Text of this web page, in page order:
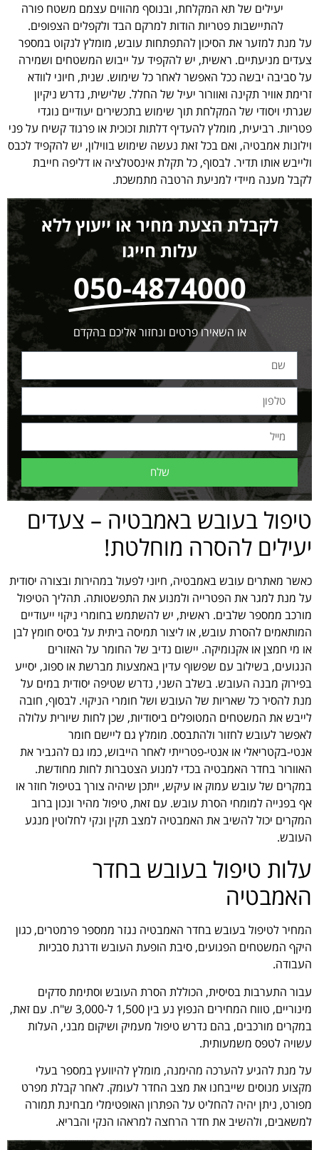
יעילים של תא המקלחת, ובנוסף מהווים עצמם משטח פורה
להתיישבות פטריות הודות למרקם הבד ולקפלים הצפופים.
על מנת למזער את הסיכון להתפתחות עובש, מומלץ לנקוט במספר
צעדים מניעתיים. ראשית, יש להקפיד על ייבוש המשטחים ושמירה
על סביבה יבשה ככל האפשר לאחר כל שימוש. שנית, חיוני לוודא
זרימת אוויר תקינה ואוורור יעיל של החלל. שלישית, נדרש ניקיון
שגרתי ויסודי של המקלחת תוך שימוש בתכשירים יעודיים נוגדי
פטריות. רביעית, מומלץ להעדיף דלתות זכוכית או פרגוד קשיח על פני
וילונות אמבטיה, ואם בכל זאת נעשה שימוש בווילון, יש להקפיד לכבס
ולייבש אותו תדיר. לבסוף, כל תקלת אינסטלציה או דליפה חייבת
לקבל מענה מיידי למניעת הרטבה מתמשכת.
לקבלת הצעת מחיר או ייעוץ ללא
עלות חייגו
050-4874000
או השאירו פרטים ונחזור אליכם בהקדם
שלח
טיפול בעובש באמבטיה – צעדים
יעילים להסרה מוחלטת!
כאשר מאתרים עובש באמבטיה, חיוני לפעול במהירות ובצורה יסודית
על מנת למגר את הפטרייה ולמנוע את התפשטותה. תהליך הטיפול
מורכב ממספר שלבים. ראשית, יש להשתמש בחומרי ניקוי ייעודיים
המותאמים להסרת עובש, או ליצור תמיסה ביתית על בסיס חומץ לבן
או מי חמצן או אקנומיקה. יישום נדיב של החומר על האזורים
הנגועים, בשילוב עם שפשוף עדין באמצעות מברשת או ספוג, יסייע
בפירוק מבנה העובש. בשלב השני, נדרש שטיפה יסודית במים על
מנת להסיר כל שאריות של העובש ושל חומרי הניקוי. לבסוף, חובה
לייבש את המשטחים המטופלים ביסודיות, שכן לחות שיורית עלולה
לאפשר לעובש לחזור ולהתבסס. מומלץ גם ליישם חומר
אנטי-בקטריאלי או אנטי-פטרייתי לאחר הייבוש, כמו גם להגביר את
האוורור בחדר האמבטיה בכדי למנוע הצטברות לחות מחודשת.
במקרים של עובש עמוק או עיקש, ייתכן שיהיה צורך בטיפול חוזר או
אף בפנייה למומחי הסרת עובש. עם זאת, טיפול מהיר ונכון ברוב
המקרים יכול להשיב את האמבטיה למצב תקין ונקי לחלוטין מנגע
העובש.
עלות טיפול בעובש בחדר
האמבטיה
המחיר לטיפול בעובש בחדר האמבטיה נגזר ממספר פרמטרים, כגון
היקף המשטחים הפגועים, סיבת הופעת העובש ודרגת סבכיות
העבודה.
עבור התערבות בסיסית, הכוללת הסרת העובש וסתימת סדקים
מינוריים, טווח המחירים הנפוץ נע בין 1,500 ל-3,000 ש"ח. עם זאת,
במקרים מורכבים, בהם נדרש טיפול מעמיק ושיקום מבני, העלות
עשויה לטפס משמעותית.
על מנת להגיע להערכה מהימנה, מומלץ להיוועץ במספר בעלי
מקצוע מנוסים שייבחנו את מצב החדר לעומק. לאחר קבלת מפרט
מפורט, ניתן יהיה להחליט על הפתרון האופטימלי מבחינת תמורה
למשאבים, ולהשיב את חדר הרחצה למראהו הנקי והבריא.